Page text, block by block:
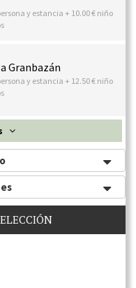
y estancia + 10.00 € niño
Granbazán
y estancia + 12.50 € niño